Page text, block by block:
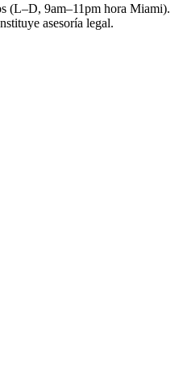
(L–D, 9am–11pm hora Miami).
asesoría legal.